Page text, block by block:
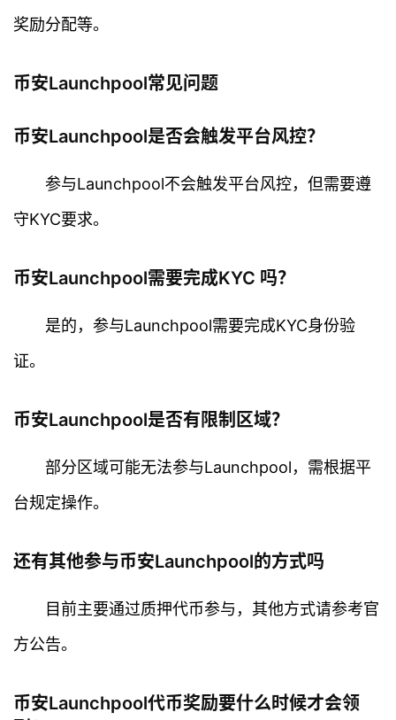
奖励分配等。
币安Launchpool常见问题
币安Launchpool是否会触发平台风控？
参与Launchpool不会触发平台风控，但需要遵
守KYC要求。
币安Launchpool需要完成KYC 吗？
是的，参与Launchpool需要完成KYC身份验
证。
币安Launchpool是否有限制区域？
部分区域可能无法参与Launchpool，需根据平
台规定操作。
还有其他参与币安Launchpool的方式吗
目前主要通过质押代币参与，其他方式请参考官
方公告。
币安Launchpool代币奖励要什么时候才会领